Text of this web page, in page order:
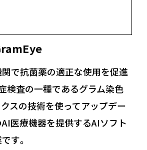
で抗菌薬の適正な使用を促進
検査の⼀種であるグラム染⾊
スの技術を使ってアップデー
医療機器を提供するAIソフト
す。